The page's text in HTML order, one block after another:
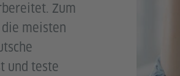
Zum
meisten
und teste